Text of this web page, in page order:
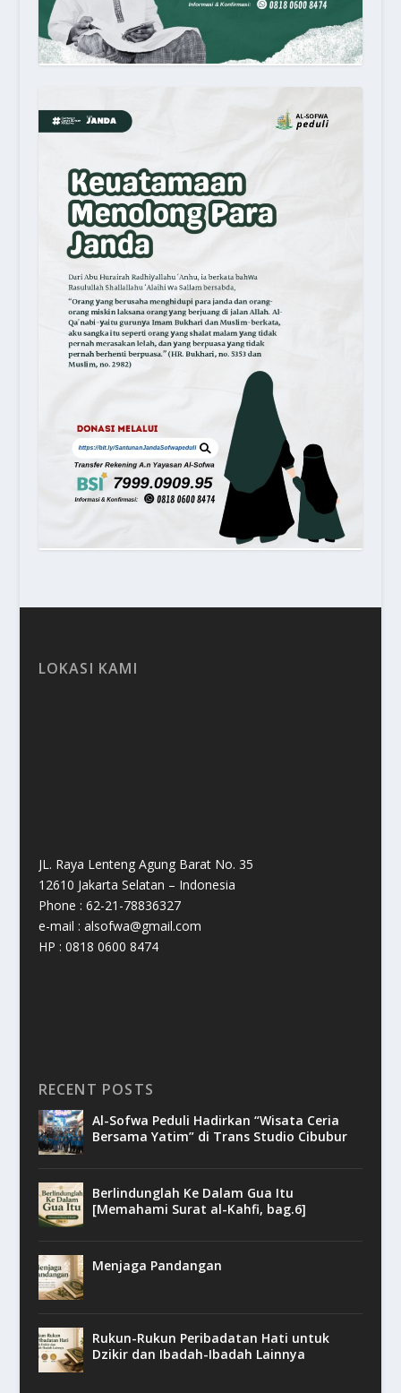
LOKASI KAMI
JL. Raya Lenteng Agung Barat No. 35
12610 Jakarta Selatan – Indonesia
Phone : 62-21-78836327
e-mail : alsofwa@gmail.com
HP : 0818 0600 8474
RECENT POSTS
Al-Sofwa Peduli Hadirkan “Wisata Ceria
Bersama Yatim” di Trans Studio Cibubur
Berlindunglah Ke Dalam Gua Itu
[Memahami Surat al-Kahfi, bag.6]
Menjaga Pandangan
Rukun-Rukun Peribadatan Hati untuk
Dzikir dan Ibadah-Ibadah Lainnya